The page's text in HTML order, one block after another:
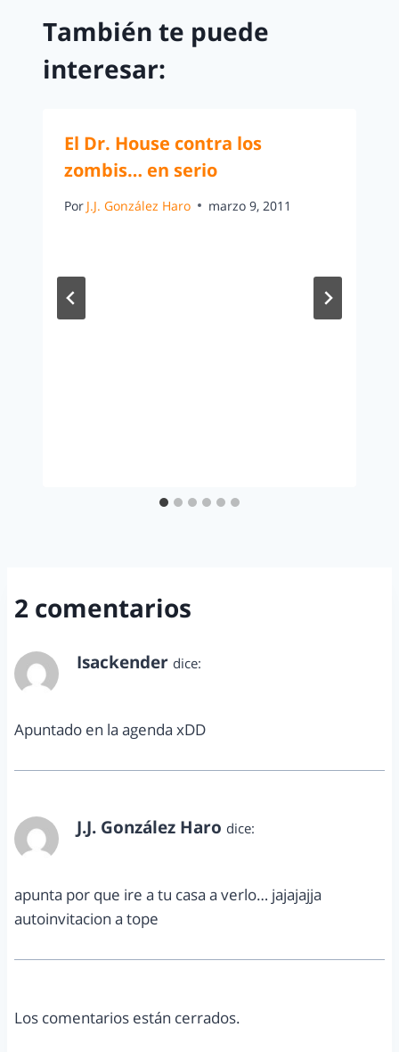
También te puede
interesar:
El Dr. House contra los
zombis… en serio
Por J.J. González Haro marzo 9, 2011
2 comentarios
Isackender dice:
Apuntado en la agenda xDD
J.J. González Haro dice:
apunta por que ire a tu casa a verlo… jajajajja
autoinvitacion a tope
Los comentarios están cerrados.